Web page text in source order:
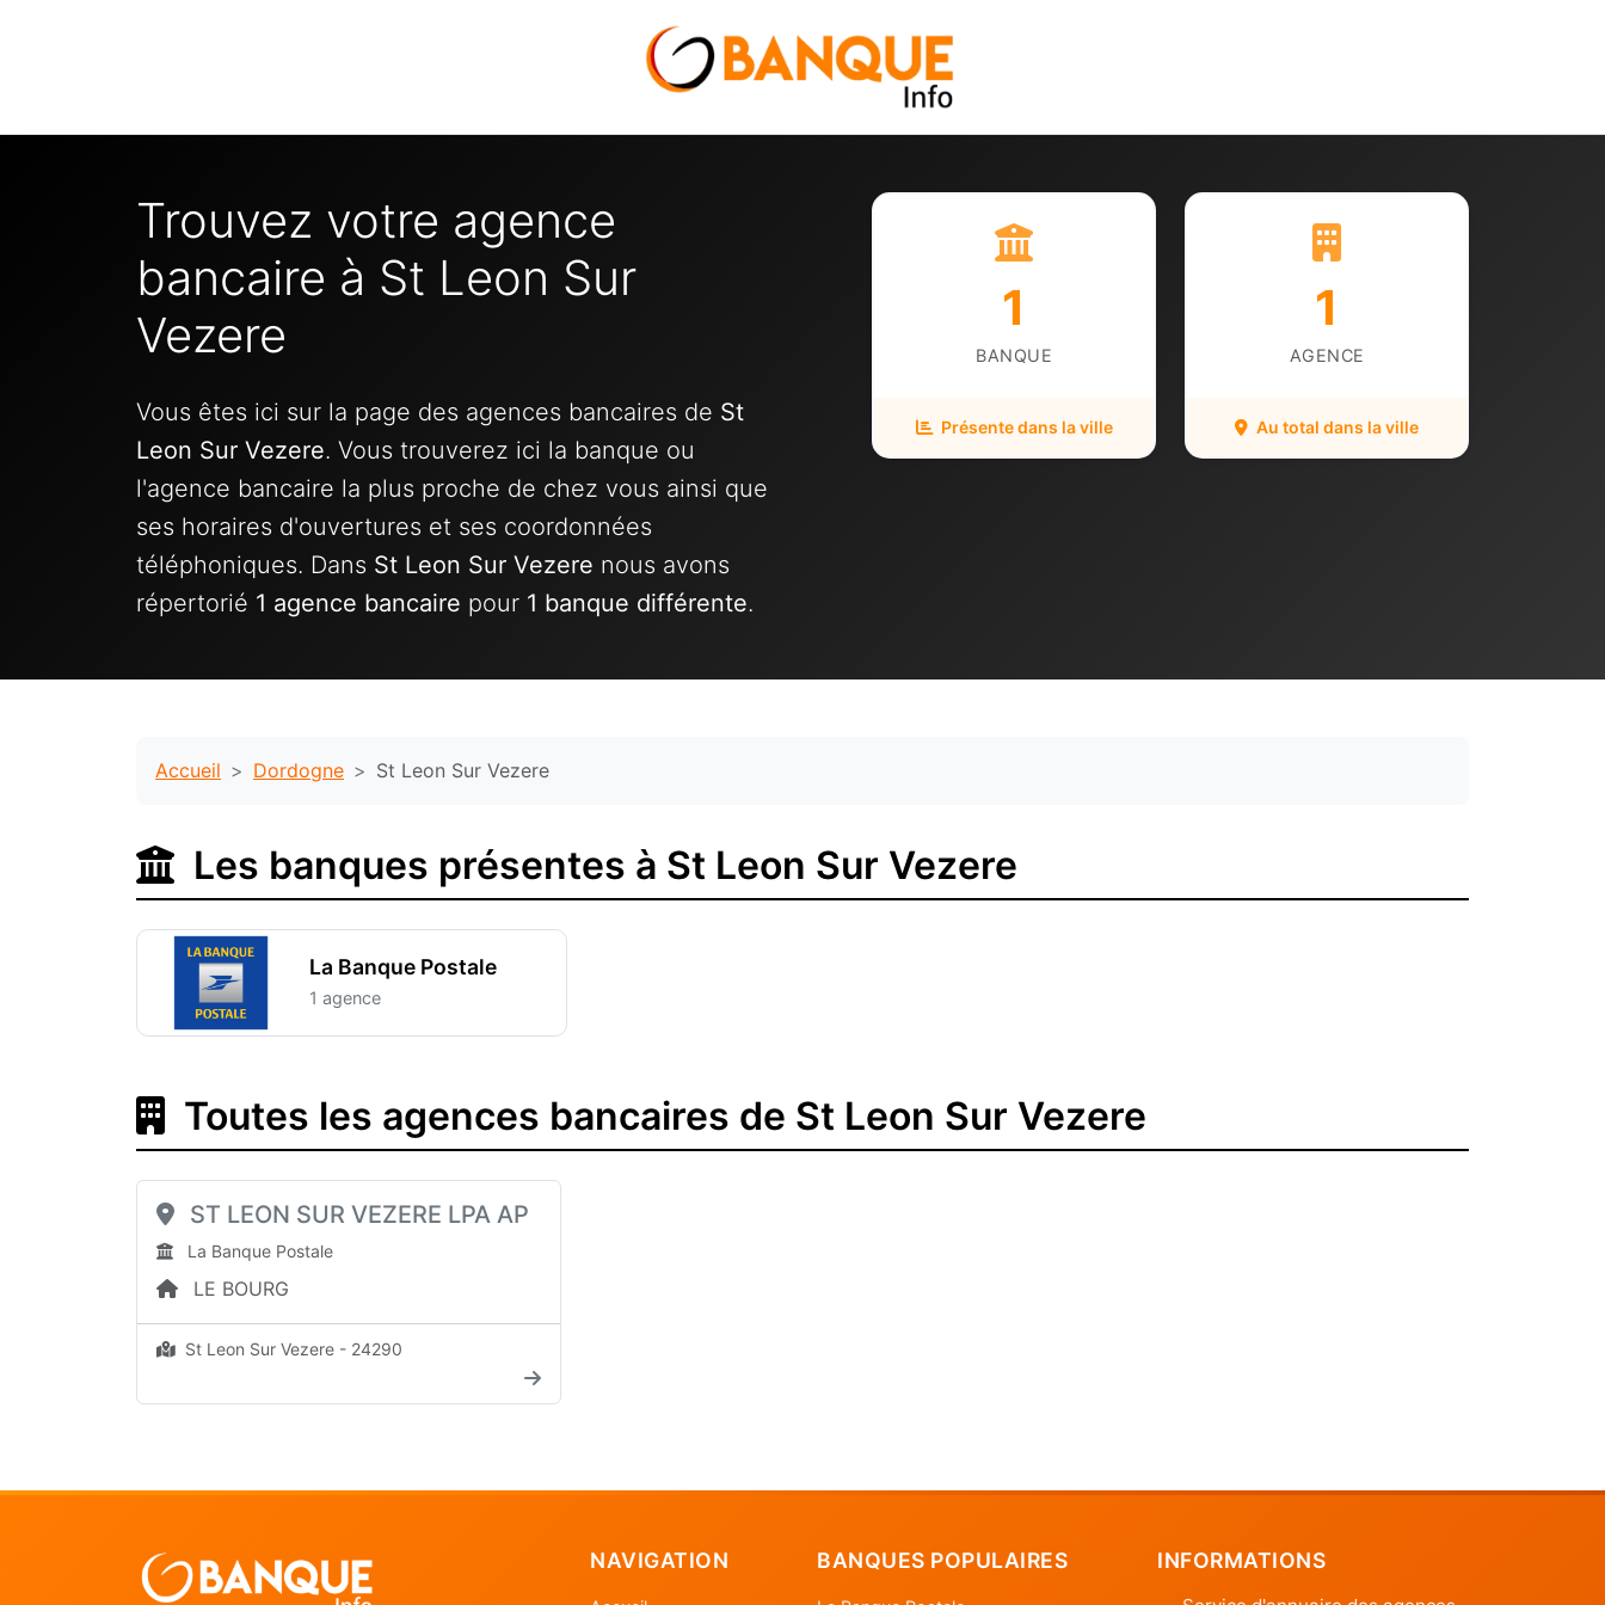
Trouvez votre agence
bancaire à St Leon Sur
Vezere
Vous êtes ici sur la page des agences bancaires de St
Leon Sur Vezere. Vous trouverez ici la banque ou
l'agence bancaire la plus proche de chez vous ainsi que
ses horaires d'ouvertures et ses coordonnées
téléphoniques. Dans St Leon Sur Vezere nous avons
répertorié 1 agence bancaire pour 1 banque différente.
1
BANQUE
Présente dans la ville
1
AGENCE
Au total dans la ville
Accueil Dordogne St Leon Sur Vezere
Les banques présentes à St Leon Sur Vezere
La Banque Postale
1 agence
Toutes les agences bancaires de St Leon Sur Vezere
ST LEON SUR VEZERE LPA AP
La Banque Postale
LE BOURG
St Leon Sur Vezere - 24290
NAVIGATION BANQUES POPULAIRES INFORMATIONS